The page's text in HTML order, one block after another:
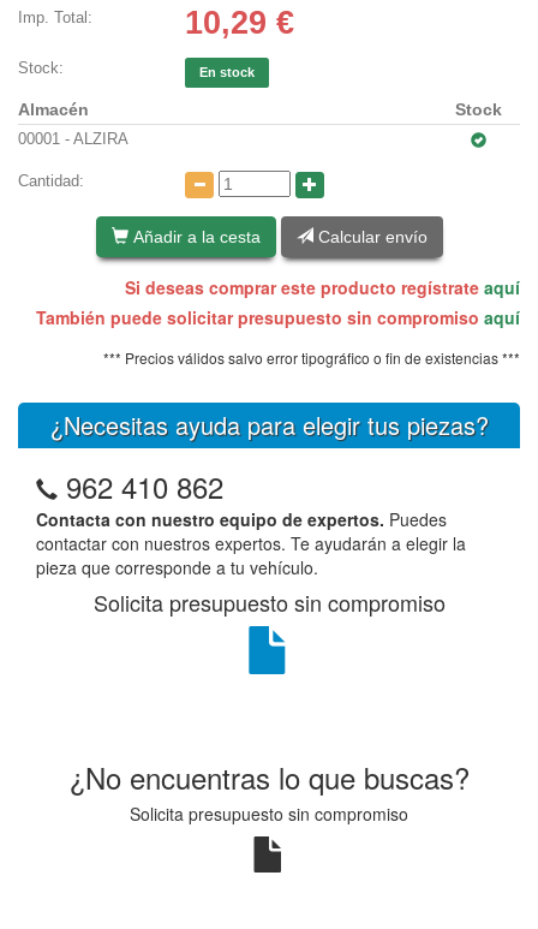
Imp. Total: 10,29 €
Stock: En stock
Almacén Stock
00001 - ALZIRA
Cantidad:
Añadir a la cesta Calcular envío
Si deseas comprar este producto regístrate aquí
También puede solicitar presupuesto sin compromiso aquí
*** Precios válidos salvo error tipográfico o fin de existencias ***
¿Necesitas ayuda para elegir tus piezas?
962 410 862
Contacta con nuestro equipo de expertos. Puedes
contactar con nuestros expertos. Te ayudarán a elegir la
pieza que corresponde a tu vehículo.
Solicita presupuesto sin compromiso
¿No encuentras lo que buscas?
Solicita presupuesto sin compromiso